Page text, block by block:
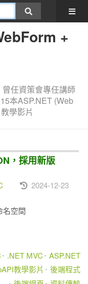
+
任資策會專任講師
本ASP.NET (Web
學影片
，採用新版
2024-12-23
名空間
.NET MVC
ASP.NET
教學影片
後端程式